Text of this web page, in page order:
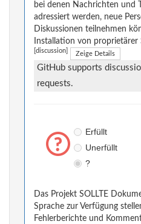
bei denen Nachrichten und
adressiert werden, neue
Diskussionen teilnehmen
Installation von
[discussion] Zeige Details
GitHub supports
requests.
Erfüllt
Unerfüllt
?
Das Projekt SOLLTE
Sprache zur Verfügung
Fehlerberichte und